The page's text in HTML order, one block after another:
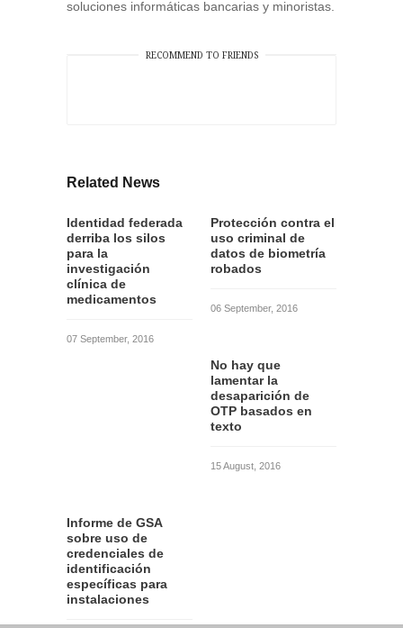
soluciones informáticas bancarias y minoristas.
RECOMMEND TO FRIENDS
Related News
Identidad federada
derriba los silos
para la
investigación
clínica de
medicamentos
07 September, 2016
Protección contra el
uso criminal de
datos de biometría
robados
06 September, 2016
No hay que
lamentar la
desaparición de
OTP basados en
texto
15 August, 2016
Informe de GSA
sobre uso de
credenciales de
identificación
específicas para
instalaciones